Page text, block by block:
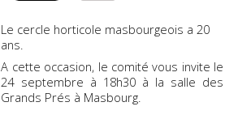
Le cercle horticole masbourgeois a 20
ans.
A cette occasion, le comité vous invite le
24 septembre à 18h30 à la salle des
Grands Prés à Masbourg.